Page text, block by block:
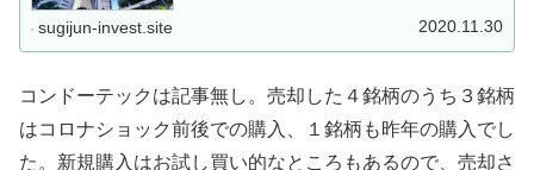
sugijun-invest.site 2020.11.30
コンドーテックは記事無し。売却した４銘柄のうち３銘柄
はコロナショック前後での購入、１銘柄も昨年の購入でし
た。新規購入はお試し買い的なところもあるので、売却さ